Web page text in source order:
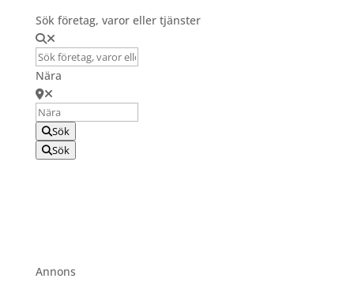
Sök företag, varor eller tjänster
Nära
Sök
Sök
Annons